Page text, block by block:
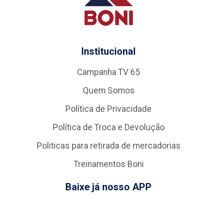
Institucional
Campanha TV 65
Quem Somos
Política de Privacidade
Política de Troca e Devolução
Politicas para retirada de mercadorias
Treinamentos Boni
Baixe já nosso APP